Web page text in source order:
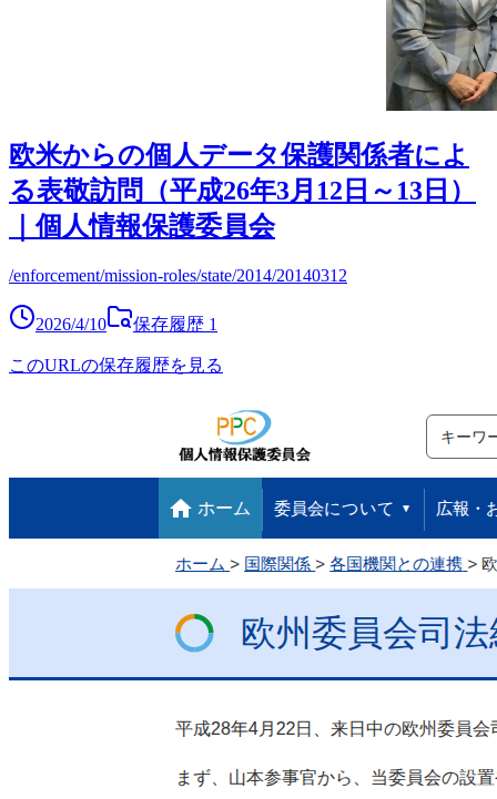
欧米からの個人データ保護関係者によ
る表敬訪問（平成26年3月12日～13日）
｜個人情報保護委員会
/enforcement/mission-roles/state/2014/20140312
2026/4/10 保存履歴 1
このURLの保存履歴を見る